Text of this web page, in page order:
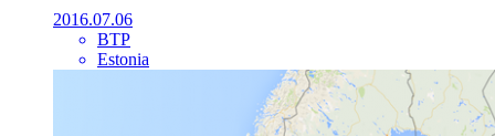
2016.07.06
BTP
Estonia